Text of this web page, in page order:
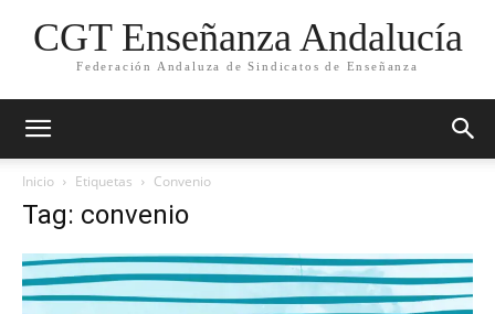
CGT Enseñanza Andalucía
Federación Andaluza de Sindicatos de Enseñanza
Inicio Etiquetas Convenio
Tag: convenio